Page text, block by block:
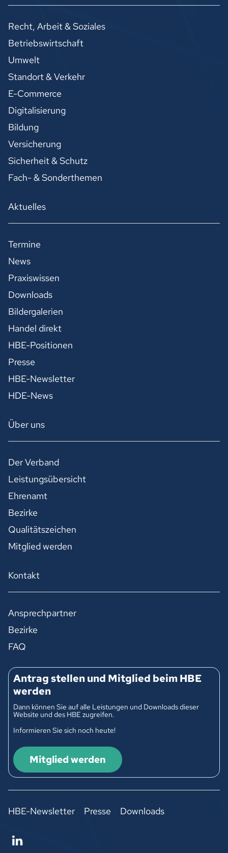
Recht, Arbeit & Soziales
Betriebswirtschaft
Umwelt
Standort & Verkehr
E-Commerce
Digitalisierung
Bildung
Versicherung
Sicherheit & Schutz
Fach- & Sonderthemen
Aktuelles
Termine
News
Praxiswissen
Downloads
Bildergalerien
Handel direkt
HBE-Positionen
Presse
HBE-Newsletter
HDE-News
Über uns
Der Verband
Leistungsübersicht
Ehrenamt
Bezirke
Qualitätszeichen
Mitglied werden
Kontakt
Ansprechpartner
Bezirke
FAQ
Antrag stellen und Mitglied beim HBE
werden
Dann können Sie auf alle Leistungen und Downloads dieser
Website und des HBE zugreifen.
Informieren Sie sich noch heute!
Mitglied werden
HBE-Newsletter Presse Downloads